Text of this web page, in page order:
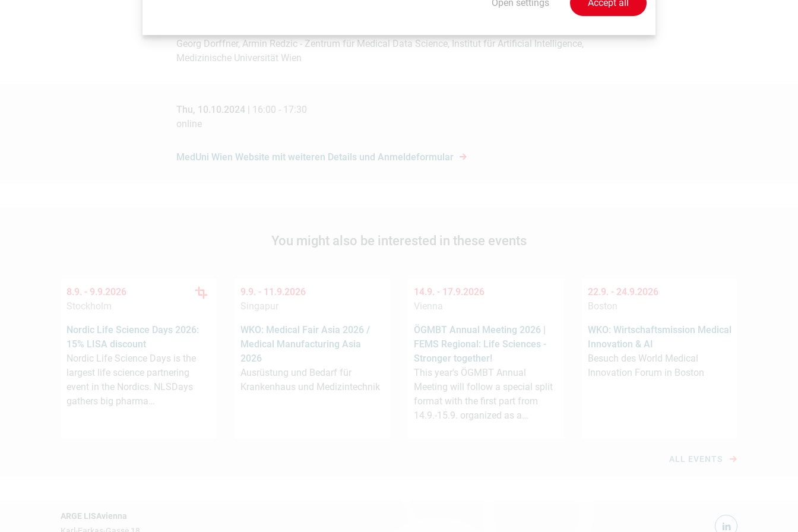
Georg Dorffner, Armin Redzic - Zentrum für Medical Data Science, Institut für Artificial Intelligence,
Medizinische Universität Wien
Thu, 10.10.2024 | 16:00 - 17:30
online
MedUni Wien Website mit weiteren Details und Anmeldeformular
You might also be interested in these events
8.9. - 9.9.2026
Stockholm
Nordic Life Science Days 2026:
15% LISA discount
Nordic Life Science Days is the
largest life science partnering
event in the Nordics. NLSDays
gathers big pharma…
9.9. - 11.9.2026
Singapur
WKO: Medical Fair Asia 2026 /
Medical Manufacturing Asia
2026
Ausrüstung und Bedarf für
Krankenhaus und Medizintechnik
14.9. - 17.9.2026
Vienna
ÖGMBT Annual Meeting 2026 |
FEMS Regional: Life Sciences -
Stronger together!
This year's ÖGMBT Annual
Meeting will follow a special split
format with the first part from
14.9.-15.9. organized as a…
22.9. - 24.9.2026
Boston
WKO: Wirtschaftsmission Medical
Innovation & AI
Besuch des World Medical
Innovation Forum in Boston
ALL EVENTS
ARGE LISAvienna
Open settings Accept all